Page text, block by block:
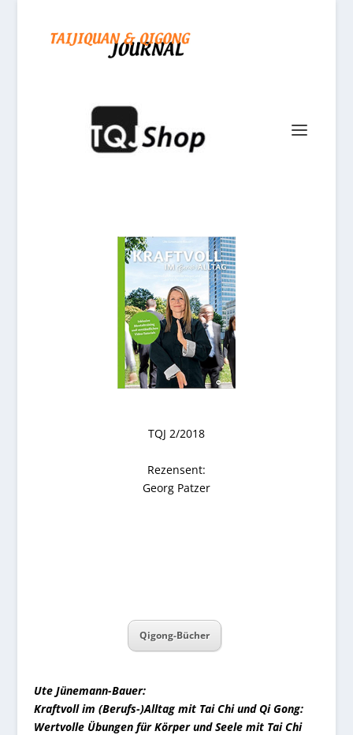
TQJ 2/2018
Rezensent:
Georg Patzer
Qigong-Bücher
Ute Jünemann-Bauer:
Kraftvoll im (Berufs-)Alltag mit Tai Chi und Qi Gong:
Wertvolle Übungen für Körper und Seele mit Tai Chi